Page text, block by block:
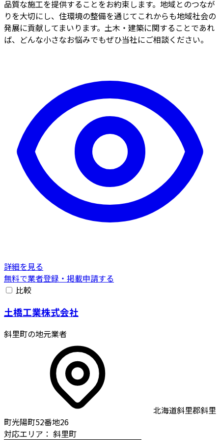
品質な施工を提供することをお約束します。地域とのつなが
りを大切にし、住環境の整備を通じてこれからも地域社会の
発展に貢献してまいります。土木・建築に関することであれ
ば、どんな小さなお悩みでもぜひ当社にご相談ください。
詳細を見る
無料で業者登録・掲載申請する
比較
土橋工業株式会社
斜里町の地元業者
北海道斜里郡斜里
町光陽町52番地26
対応エリア： 斜里町